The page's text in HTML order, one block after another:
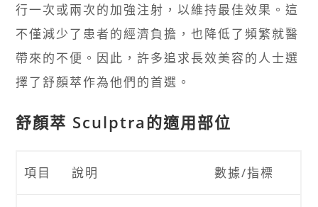
行一次或兩次的加強注射，以維持最佳效果。這
不僅減少了患者的經濟負擔，也降低了頻繁就醫
帶來的不便。因此，許多追求長效美容的人士選
擇了舒顏萃作為他們的首選。
舒顏萃 Sculptra的適用部位
項目 說明 數據/指標